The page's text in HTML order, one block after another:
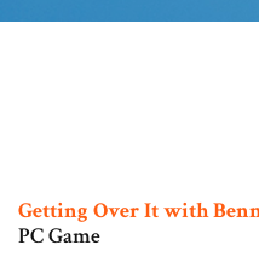
Getting Over It with
PC Game